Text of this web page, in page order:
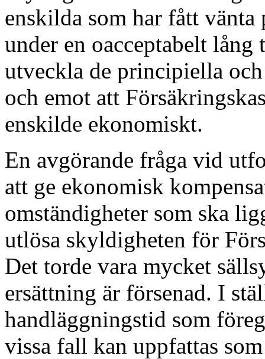
enskilda som har fått
under en oacceptabelt lång
utveckla de principiella
och emot att
enskilde ekonomiskt.
En avgörande fråga vid
att ge ekonomisk
omständigheter som ska
utlösa skyldigheten för
Det torde vara mycket
ersättning är försenad. I
handläggningstid som
vissa fall kan uppfattas